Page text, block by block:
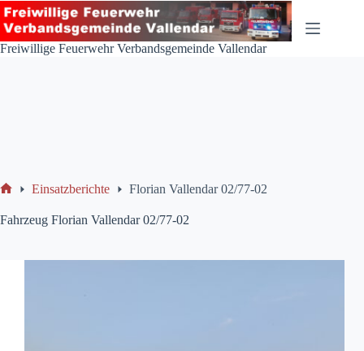
Zum
Inhalt
springen
Freiwillige Feuerwehr Verbandsgemeinde Vallendar
Einsatzberichte Florian Vallendar 02/77-02
Fahrzeug Florian Vallendar 02/77-02